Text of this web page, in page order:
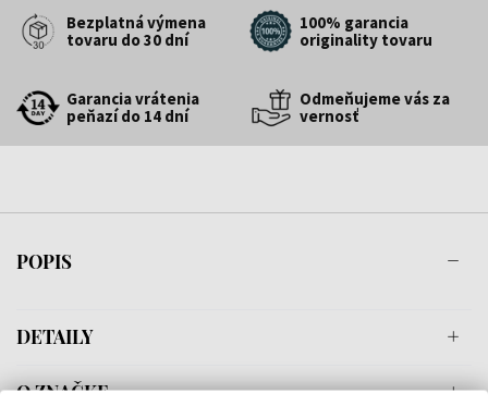
Bezplatná výmena
tovaru do 30 dní
100% garancia
originality tovaru
Garancia vrátenia
peňazí do 14 dní
Odmeňujeme vás za
vernosť
POPIS
DETAILY
O ZNAČKE